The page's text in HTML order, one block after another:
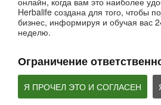
Herbalife создана для того, чтобы
бизнес, информируя и обучая вас
неделю.
Ограничение
Я ПРОЧЕЛ ЭТО И СОГЛАСЕН
Вебинары от компании